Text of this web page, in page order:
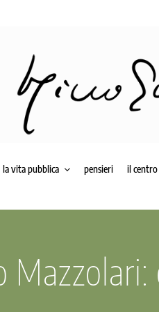
la vita pubblica pensieri il